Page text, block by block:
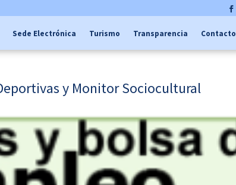
Sede Electrónica Turismo Transparencia Contacto
y Monitor Sociocultural